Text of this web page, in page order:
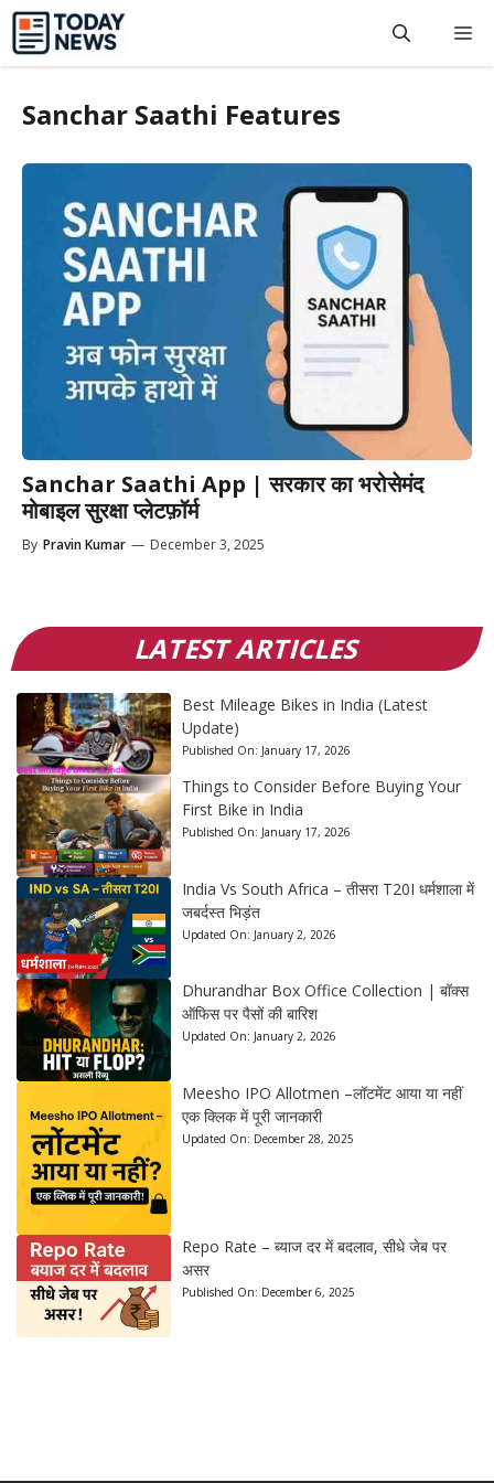
Skip
content
Sanchar Saathi Features
Sanchar Saathi App | सरकार का भरोसेमंद
मोबाइल सुरक्षा प्लेटफ़ॉर्म
By Pravin Kumar — December 3, 2025
LATEST ARTICLES
Best Mileage Bikes in India (Latest
Update)
Published On: January 17, 2026
Things to Consider Before Buying Your
First Bike in India
Published On: January 17, 2026
India Vs South Africa – तीसरा T20I धर्मशाला में
जबर्दस्त भिड़ंत
Updated On: January 2, 2026
Dhurandhar Box Office Collection | बॉक्स
ऑफिस पर पैसों की बारिश
Updated On: January 2, 2026
Meesho IPO Allotmen –लॉटमेंट आया या नहीं
एक क्लिक में पूरी जानकारी
Updated On: December 28, 2025
Repo Rate – ब्याज दर में बदलाव, सीधे जेब पर
असर
Published On: December 6, 2025